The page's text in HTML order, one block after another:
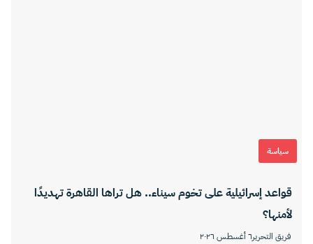
سياسة
قواعد إسرائيلية على تخوم سيناء.. هل تراها القاهرة تهديدًا
لأمنها؟
فريق التحرير٦ أغسطس ٢٠٢٦